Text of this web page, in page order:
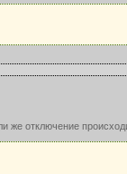
же отключение